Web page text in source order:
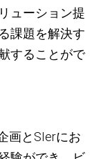
ューション提
課題を解決す
することがで
画とSIerにお